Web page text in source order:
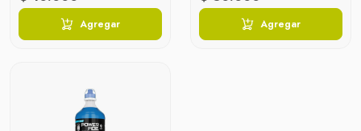
Agregar Agregar